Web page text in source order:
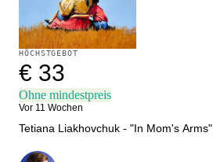
HÖCHSTGEBOT
€ 33
Ohne mindestpreis
Vor 11 Wochen
Tetiana Liakhovchuk - "In Mom's Arms"